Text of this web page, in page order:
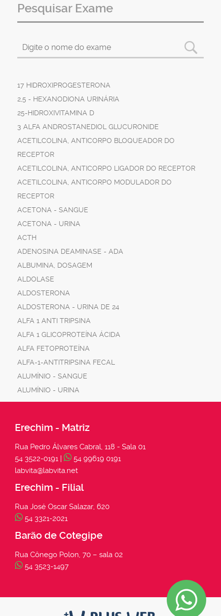
Pesquisar Exame
17 HIDROXIPROGESTERONA
2,5 - HEXANODIONA URINÁRIA
25-HIDROXIVITAMINA D
3 ALFA ANDROSTANEDIOL GLUCURONIDE
ACETILCOLINA, ANTICORPO BLOQUEADOR DO
RECEPTOR
ACETILCOLINA, ANTICORPO LIGADOR DO RECEPTOR
ACETILCOLINA, ANTICORPO MODULADOR DO
RECEPTOR
ACETONA - SANGUE
ACETONA - URINA
ACTH
ADENOSINA DEAMINASE - ADA
ALBUMINA, DOSAGEM
ALDOLASE
ALDOSTERONA
ALDOSTERONA - URINA DE 24
ALFA 1 ANTI TRIPSINA
ALFA 1 GLICOPROTEÍNA ÁCIDA
ALFA FETOPROTEÍNA
ALFA-1-ANTITRIPSINA FECAL
ALUMÍNIO - SANGUE
ALUMÍNIO - URINA
Erechim - Matriz
Rua Pedro Álvares Cabral, 118 - Sala 01
54 3522-0191 |
54 99619 0191
labvita@labvita.net
Erechim - Filial
Rua José Oscar Salazar, 620
54 3321-2021
Barão de Cotegipe
Rua Cônego Polon, 70 – sala 02
54 3523-1497